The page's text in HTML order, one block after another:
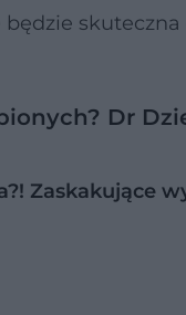
skuteczna
Dr
Zaskakujące